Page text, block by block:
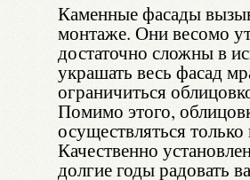
Каменные фасады
монтаже. Они весомо
достаточно сложны в
украшать весь фасад
ограничиться
Помимо этого,
осуществляться
Качественно
долгие годы радовать